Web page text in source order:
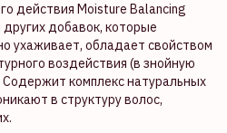
действия Moisture Balancing
других добавок, которые
ухаживает, обладает свойством
воздействия (в знойную
комплекс натуральных
в структуру волос,